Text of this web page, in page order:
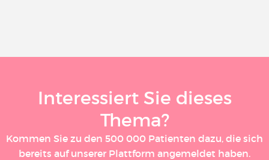
Interessiert Sie dieses
Thema?
Kommen Sie zu den 500 000 Patienten dazu, die sich
bereits auf unserer Plattform angemeldet haben.